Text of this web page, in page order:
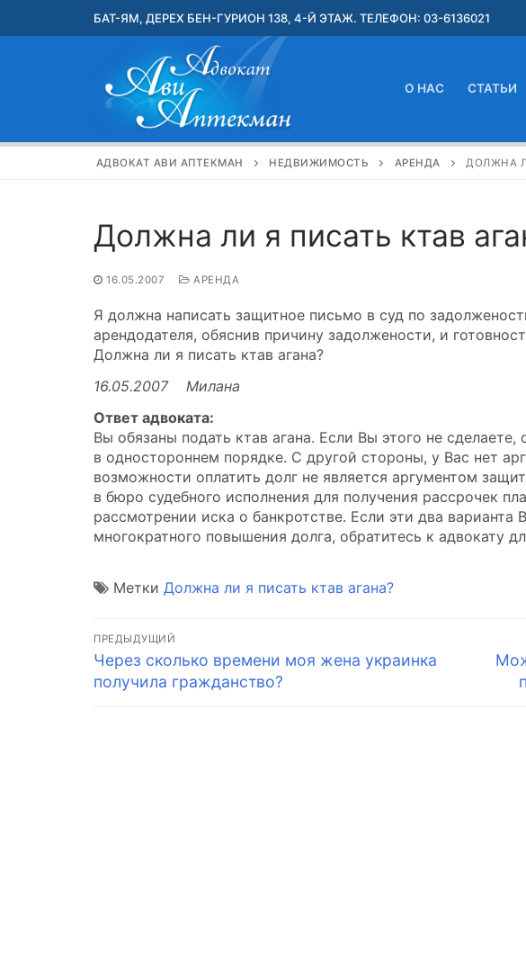
БАТ-ЯМ, ДЕРЕХ БЕН-ГУРИОН 138, 4-Й ЭТАЖ. ТЕЛЕФОН: 03-6136021
О НАС СТАТЬИ
АДВОКАТ АВИ АПТЕКМАН НЕДВИЖИМОСТЬ АРЕНДА ДОЛЖНА
Должна ли я писать ктав
16.05.2007 АРЕНДА
Я должна написать защитное письмо в суд по
арендодателя, обяснив причину задолжености, и
Должна ли я писать ктав агана?
16.05.2007 Милана
Ответ адвоката:
Вы обязаны подать ктав агана. Если Вы этого не
в одностороннем порядке. С другой стороны, у Вас нет
возможности оплатить долг не является аргументом
в бюро судебного исполнения для получения рассрочек
рассмотрении иска о банкротстве. Если эти два
многократного повышения долга, обратитесь к адвокату
Метки Должна ли я писать ктав агана?
Навигация
по
ПРЕДЫДУЩИЙ
Предыдущая
запись:
Через сколько времени моя жена украинка
получила гражданство?